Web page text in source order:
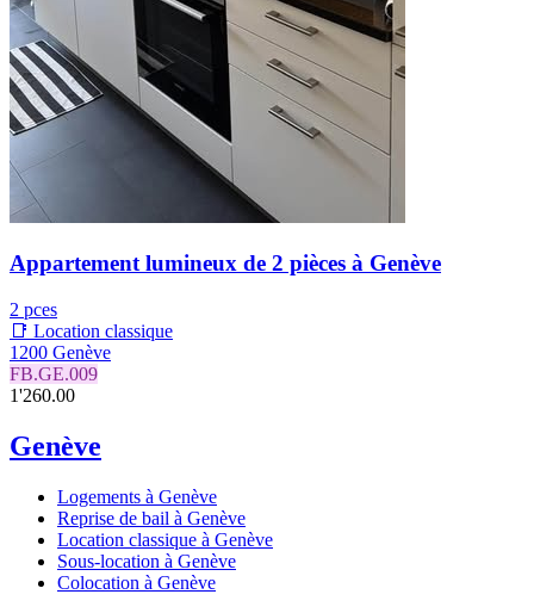
Appartement lumineux de 2 pièces à Genève
2 pces
📑 Location classique
1200 Genève
FB.GE.009
1'260.00
Genève
Logements à Genève
Reprise de bail à Genève
Location classique à Genève
Sous-location à Genève
Colocation à Genève